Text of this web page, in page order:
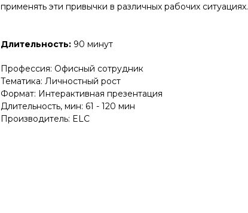
применять эти привычки в различных рабочих ситуациях.
Длительность: 90 минут
Профессия: Офисный сотрудник
Тематика: Личностный рост
Формат: Интерактивная презентация
Длительность, мин: 61 - 120 мин
Производитель: ELC